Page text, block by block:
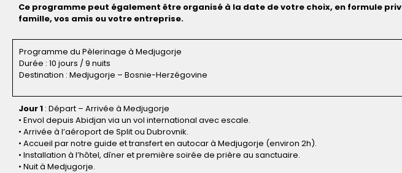
Ce programme peut également être organisé à la date de votre choix, en formule
famille, vos amis ou votre entreprise.
Programme du Pèlerinage à Medjugorje
Durée : 10 jours / 9 nuits
Destination : Medjugorje – Bosnie-Herzégovine
Jour 1 : Départ – Arrivée à Medjugorje
• Envol depuis Abidjan via un vol international avec escale.
• Arrivée à l’aéroport de Split ou Dubrovnik.
• Accueil par notre guide et transfert en autocar à Medjugorje (environ 2h).
• Installation à l’hôtel, dîner et première soirée de prière au sanctuaire.
• Nuit à Medjugorje.